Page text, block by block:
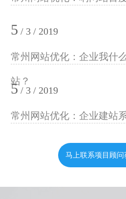
5 / 3 / 2019
常州网站优化：企业我什
站？
5 / 3 / 2019
常州网站优化：企业建站
马上联系项目顾问